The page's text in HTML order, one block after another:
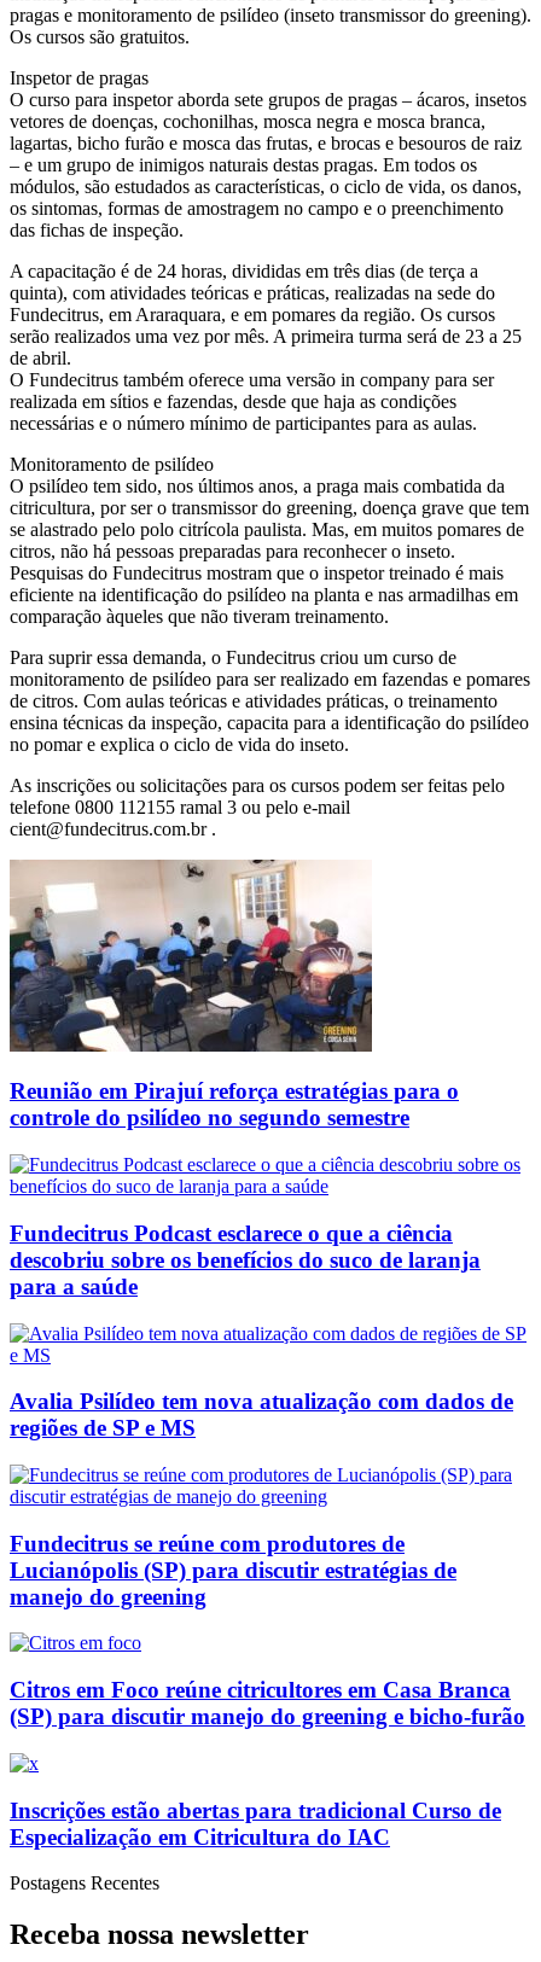
pragas e monitoramento de psilídeo (inseto transmissor do greening).
Os cursos são gratuitos.
Inspetor de pragas
O curso para inspetor aborda sete grupos de pragas – ácaros, insetos
vetores de doenças, cochonilhas, mosca negra e mosca branca,
lagartas, bicho furão e mosca das frutas, e brocas e besouros de raiz
– e um grupo de inimigos naturais destas pragas. Em todos os
módulos, são estudados as características, o ciclo de vida, os danos,
os sintomas, formas de amostragem no campo e o preenchimento
das fichas de inspeção.
A capacitação é de 24 horas, divididas em três dias (de terça a
quinta), com atividades teóricas e práticas, realizadas na sede do
Fundecitrus, em Araraquara, e em pomares da região. Os cursos
serão realizados uma vez por mês. A primeira turma será de 23 a 25
de abril.
O Fundecitrus também oferece uma versão in company para ser
realizada em sítios e fazendas, desde que haja as condições
necessárias e o número mínimo de participantes para as aulas.
Monitoramento de psilídeo
O psilídeo tem sido, nos últimos anos, a praga mais combatida da
citricultura, por ser o transmissor do greening, doença grave que tem
se alastrado pelo polo citrícola paulista. Mas, em muitos pomares de
citros, não há pessoas preparadas para reconhecer o inseto.
Pesquisas do Fundecitrus mostram que o inspetor treinado é mais
eficiente na identificação do psilídeo na planta e nas armadilhas em
comparação àqueles que não tiveram treinamento.
Para suprir essa demanda, o Fundecitrus criou um curso de
monitoramento de psilídeo para ser realizado em fazendas e pomares
de citros. Com aulas teóricas e atividades práticas, o treinamento
ensina técnicas da inspeção, capacita para a identificação do psilídeo
no pomar e explica o ciclo de vida do inseto.
As inscrições ou solicitações para os cursos podem ser feitas pelo
telefone 0800 112155 ramal 3 ou pelo e-mail
cient@fundecitrus.com.br .
Reunião em Pirajuí reforça estratégias para o
controle do psilídeo no segundo semestre
Fundecitrus Podcast esclarece o que a ciência
descobriu sobre os benefícios do suco de laranja
para a saúde
Avalia Psilídeo tem nova atualização com dados de
regiões de SP e MS
Fundecitrus se reúne com produtores de
Lucianópolis (SP) para discutir estratégias de
manejo do greening
Citros em Foco reúne citricultores em Casa Branca
(SP) para discutir manejo do greening e bicho-furão
Inscrições estão abertas para tradicional Curso de
Especialização em Citricultura do IAC
Postagens Recentes
Receba nossa newsletter